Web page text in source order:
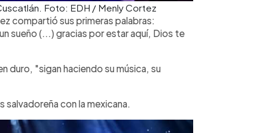
Foto: EDH / Menly Cortez
compartió sus primeras palabras:
sueño (...) gracias por estar aquí, Dios te
duro, "sigan haciendo su música, su
salvadoreña con la mexicana.